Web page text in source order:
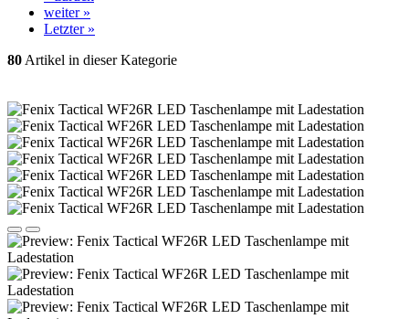
weiter »
Letzter »
80 Artikel in dieser Kategorie